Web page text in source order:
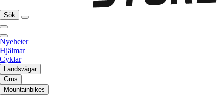
Sök
Nyeheter
Hjälmar
Cyklar
Landsvägar
Grus
Mountainbikes